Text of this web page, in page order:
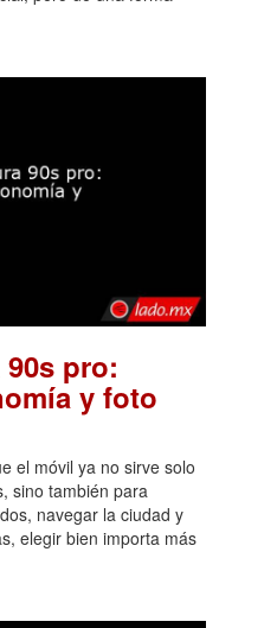
90s pro:
y foto
el móvil ya no sirve solo
sino también para
navegar la ciudad y
elegir bien importa más